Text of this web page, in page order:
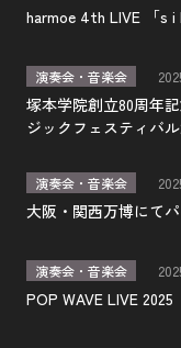
harmoe 4th LIVE 「s i
演奏会・音楽会
塚本学院創立80周年
ジックフェスティバル
演奏会・音楽会
大阪・関西万博にて
演奏会・音楽会
POP WAVE LIVE 2025